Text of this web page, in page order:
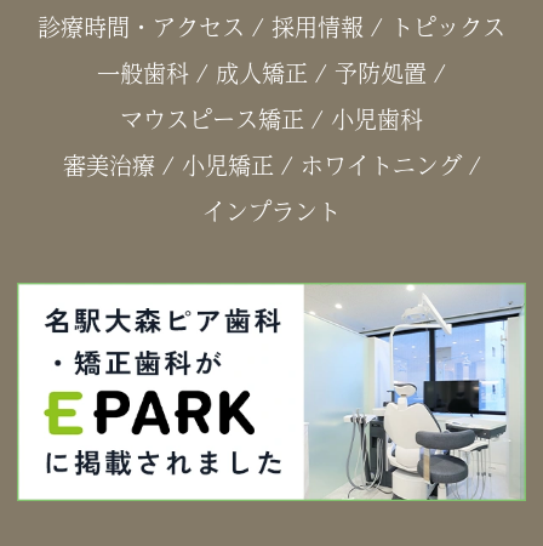
診療時間・アクセス / 採用情報 / トピックス
一般歯科 / 成人矯正 / 予防処置 /
マウスピース矯正 / 小児歯科
審美治療/ 小児矯正 / ホワイトニング/
インプラント